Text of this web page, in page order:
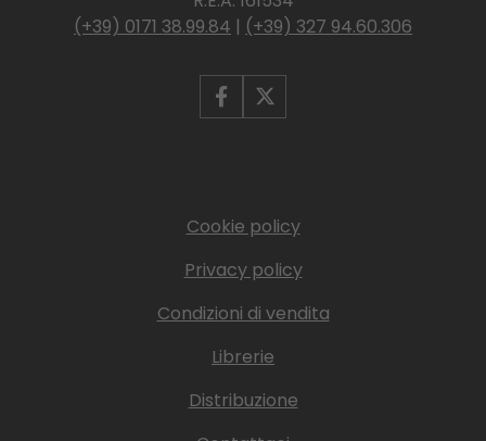
(+39) 0171 38.99.84 | (+39) 327 94.60.306
Cookie policy
Privacy policy
Condizioni di vendita
Librerie
Distribuzione